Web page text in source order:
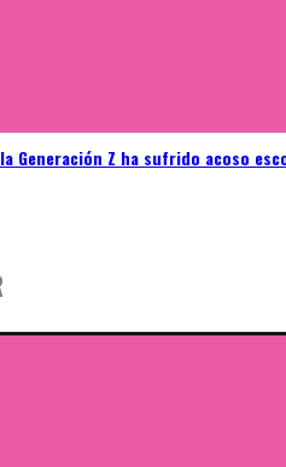
Generación Z ha sufrido acoso